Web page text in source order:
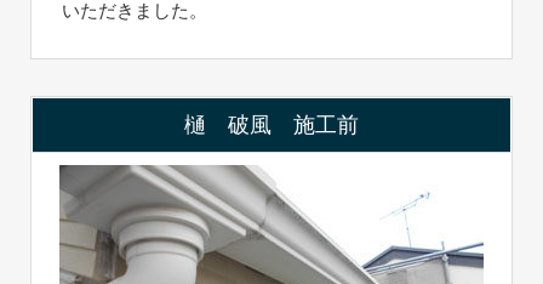
いただきました。
樋 破風 施工前